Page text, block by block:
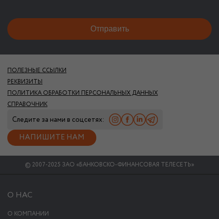
ПОЛЕЗНЫЕ ССЫЛКИ
РЕКВИЗИТЫ
ПОЛИТИКА ОБРАБОТКИ ПЕРСОНАЛЬНЫХ ДАННЫХ
СПРАВОЧНИК
Следите за нами в соцсетях:
НАПИШИТЕ НАМ
© 2007-2025 ЗАО «БАНКОВСКО-ФИНАНСОВАЯ ТЕЛЕСЕТЬ»
О НАС
О КОМПАНИИ